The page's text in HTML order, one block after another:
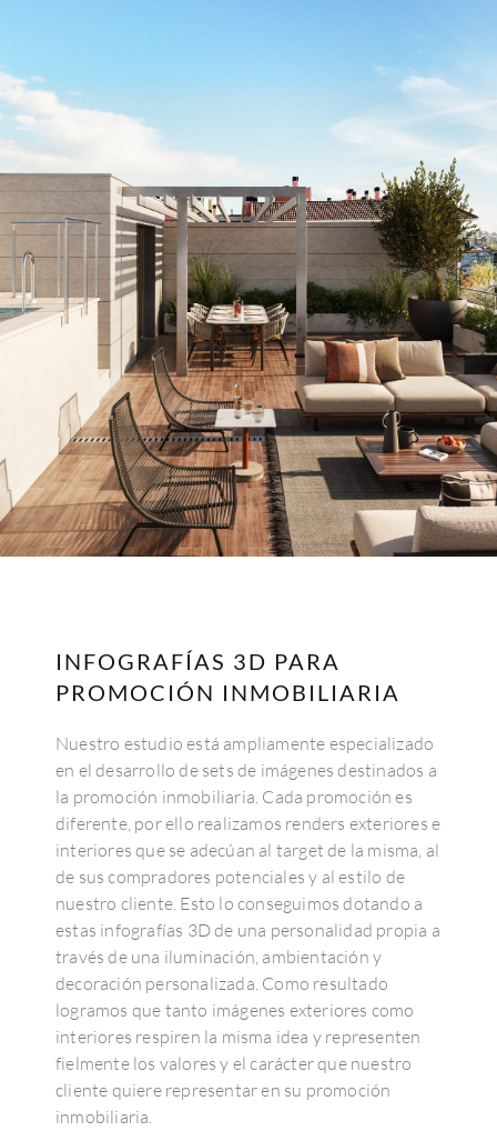
INFOGRAFÍAS 3D PARA
PROMOCIÓN INMOBILIARIA
Nuestro estudio está ampliamente especializado
en el desarrollo de sets de imágenes destinados a
la promoción inmobiliaria. Cada promoción es
diferente, por ello realizamos renders exteriores e
interiores que se adecúan al target de la misma, al
de sus compradores potenciales y al estilo de
nuestro cliente. Esto lo conseguimos dotando a
estas infografías 3D de una personalidad propia a
través de una iluminación, ambientación y
decoración personalizada. Como resultado
logramos que tanto imágenes exteriores como
interiores respiren la misma idea y representen
fielmente los valores y el carácter que nuestro
cliente quiere representar en su promoción
inmobiliaria.